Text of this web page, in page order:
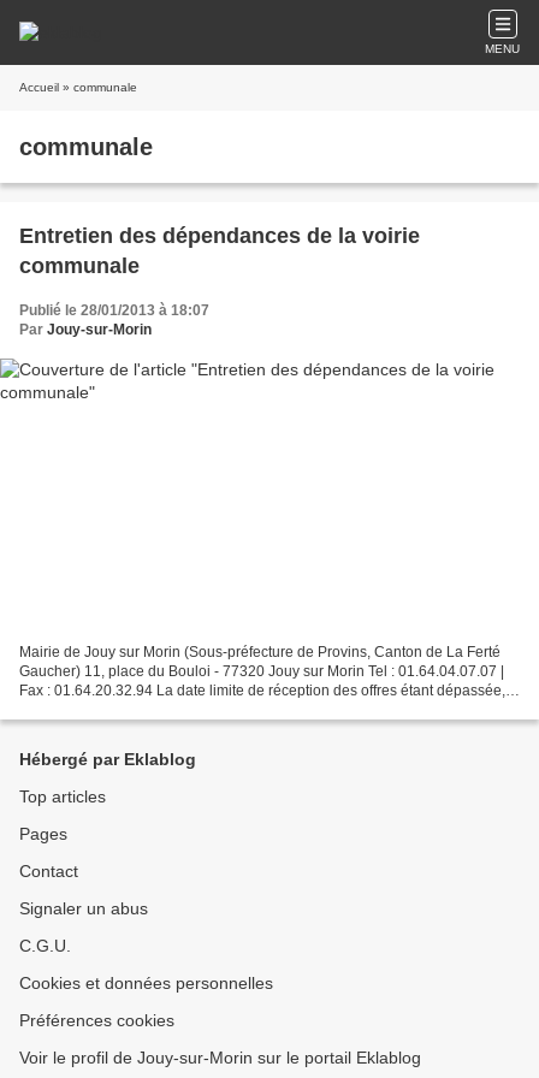
MENU
Accueil » communale
communale
Entretien des dépendances de la voirie
communale
Publié le 28/01/2013 à 18:07
Par Jouy-sur-Morin
Mairie de Jouy sur Morin (Sous-préfecture de Provins, Canton de La Ferté
Gaucher) 11, place du Bouloi - 77320 Jouy sur Morin Tel : 01.64.04.07.07 |
Fax : 01.64.20.32.94 La date limite de réception des offres étant dépassée,
Hébergé par Eklablog
Top articles
Pages
Contact
Signaler un abus
C.G.U.
Cookies et données personnelles
Préférences cookies
Voir le profil de Jouy-sur-Morin sur le portail Eklablog